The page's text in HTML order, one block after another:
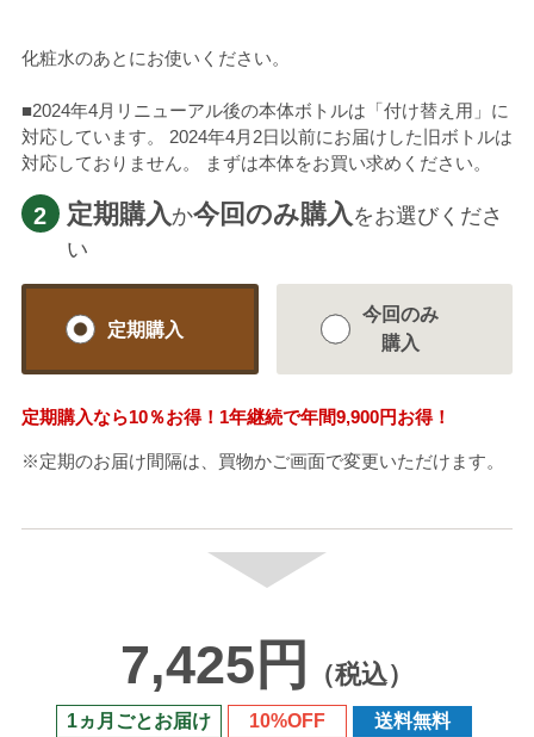
化粧水のあとにお使いください。
■2024年4月リニューアル後の本体ボトルは「付け替え用」に
対応しています。 2024年4月2日以前にお届けした旧ボトルは
対応しておりません。 まずは本体をお買い求めください。
2 定期購入 か今回のみ購入 をお選びくださ
い
定期購入
今回のみ
購入
定期購入なら10％お得！1年継続で年間9,900円お得！
※定期のお届け間隔は、買物かご画面で変更いただけます。
7,425円 （税込）
1ヵ月ごとお届け 10%OFF 送料無料